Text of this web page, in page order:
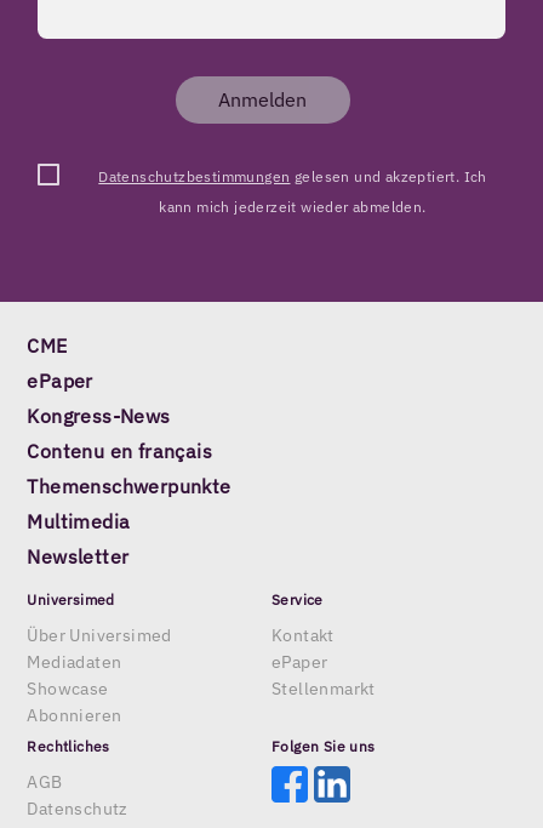
Anmelden
Datenschutzbestimmungen gelesen und akzeptiert. Ich
kann mich jederzeit wieder abmelden.
CME
ePaper
Kongress-News
Contenu en français
Themenschwerpunkte
Multimedia
Newsletter
Universimed
Über Universimed
Mediadaten
Showcase
Abonnieren
Service
Kontakt
ePaper
Stellenmarkt
Rechtliches
AGB
Datenschutz
Folgen Sie uns